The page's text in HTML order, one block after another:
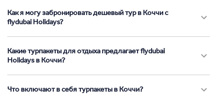
Как я могу забронировать дешевый тур в Коччи с
flydubai Holidays?
Какие турпакеты для отдыха предлагает flydubai
Holidays в Коччи?
Что включают в себя турпакеты в Коччи?